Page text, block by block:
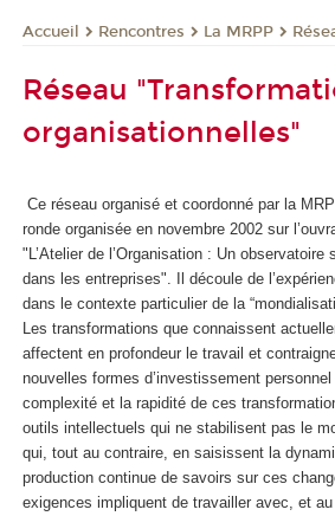
Accueil Rencontres La MRPP
Réseau
organisationnelles"
Ce réseau organisé et coordonné par la
ronde organisée en novembre 2002 sur
"L’Atelier de l’Organisation : Un observatoire
dans les entreprises". Il découle de
dans le contexte particulier de la
Les transformations que connaissent
affectent en profondeur le travail et
nouvelles formes d’investissement
complexité et la rapidité de ces
outils intellectuels qui ne stabilisent pas le
qui, tout au contraire, en saisissent la
production continue de savoirs sur ces
exigences impliquent de travailler avec, et